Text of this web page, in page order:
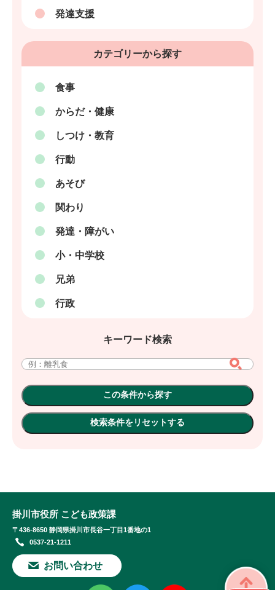
発達支援
カテゴリーから探す
食事
からだ・健康
しつけ・教育
行動
あそび
関わり
発達・障がい
小・中学校
兄弟
行政
キーワード検索
掛川市役所 こども政策課
〒436-8650 静岡県掛川市長谷一丁目1番地の1
0537-21-1211
お問い合わせ